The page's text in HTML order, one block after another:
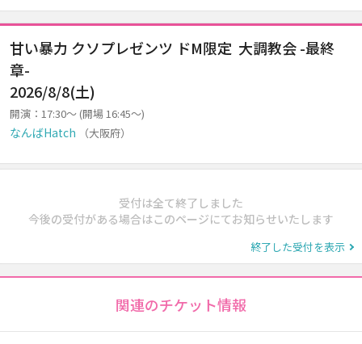
甘い暴力 クソプレゼンツ ドM限定 大調教会 -最終
章-
2026/8/8(土)
開演：17:30～ (開場 16:45～)
なんばHatch （大阪府）
受付は全て終了しました
今後の受付がある場合はこのページにてお知らせいたします
終了した受付を表示
関連のチケット情報